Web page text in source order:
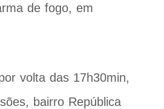
de fogo, em
volta das 17h30min,
bairro República